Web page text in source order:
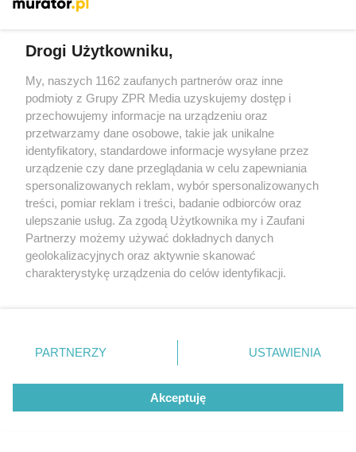
nieprzekraczającej 3m, położonych w całości na
pozwolenia ani zgłoszenia to:
Drogi Użytkowniku,
My, naszych 1162 zaufanych partnerów oraz inne
podmioty z Grupy ZPR Media uzyskujemy dostęp i
przechowujemy informacje na urządzeniu oraz
przetwarzamy dane osobowe, takie jak unikalne
identyfikatory, standardowe informacje wysyłane przez
urządzenie czy dane przeglądania w celu zapewniania
spersonalizowanych reklam, wybór spersonalizowanych
treści, pomiar reklam i treści, badanie odbiorców oraz
ulepszanie usług. Za zgodą Użytkownika my i Zaufani
Partnerzy możemy używać dokładnych danych
geolokalizacyjnych oraz aktywnie skanować
charakterystykę urządzenia do celów identyfikacji.
zmienić/wycofać klikając przycisk ustawień prywatności
znajdujący się w lewym dolnym rogu strony
rodzaje przetwarzania danych nie wymagają zgody
użytkownika, ale masz prawo sprzeciwić się takiemu
przetwarzaniu. Preferencje będą miały zastosowanie tylko
PARTNERZY USTAWIENIA
Akceptuję